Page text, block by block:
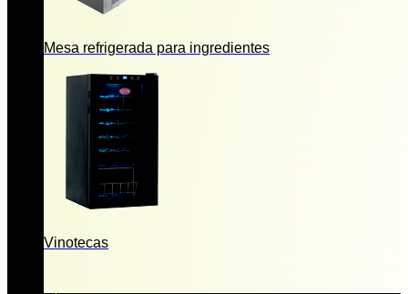
Mesa refrigerada para ingredientes
Vinotecas